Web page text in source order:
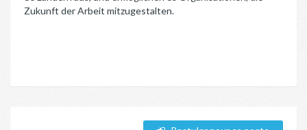
Zukunft der Arbeit mitzugestalten.